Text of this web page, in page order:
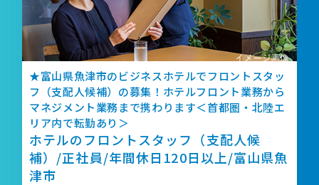
★富山県魚津市のビジネスホテルでフロントスタッ
フ（支配人候補）の募集！ホテルフロント業務から
マネジメント業務まで携わります＜首都圏・北陸エ
リア内で転勤あり＞
ホテルのフロントスタッフ（支配人候
補）/正社員/年間休日120日以上/富山県魚
津市